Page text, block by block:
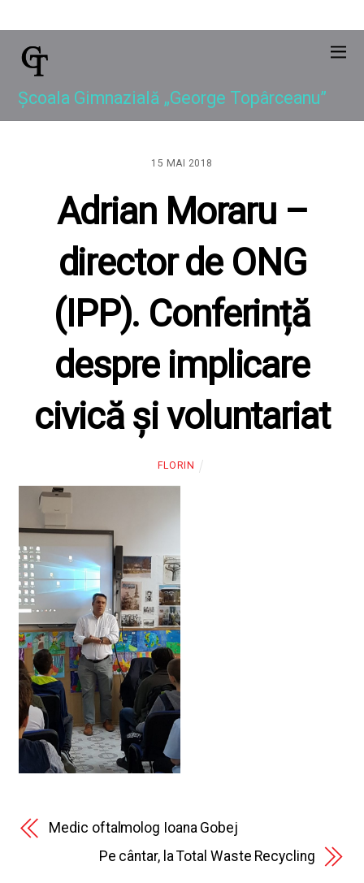
Școala Gimnazială „George Topârceanu”
15 MAI 2018
Adrian Moraru –
director de ONG
(IPP). Conferință
despre implicare
civică și voluntariat
FLORIN
Medic oftalmolog Ioana Gobej
Pe cântar, la Total Waste Recycling